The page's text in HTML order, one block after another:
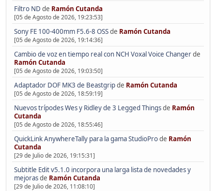
Filtro ND de Ramón Cutanda
[05 de Agosto de 2026, 19:23:53]
Sony FE 100-400mm F5.6-8 OSSde Ramón Cutanda
[05 de Agosto de 2026, 19:14:36]
Cambio de voz en tiempo real con NCH Voxal Voice Changerde
Ramón Cutanda
[05 de Agosto de 2026, 19:03:50]
Adaptador DOF MK3 de Beastgripde Ramón Cutanda
[05 de Agosto de 2026, 18:59:19]
Nuevos trípodes Wes y Ridley de 3 Legged Thingsde Ramón
Cutanda
[05 de Agosto de 2026, 18:55:46]
QuickLink AnywhereTally para la gama StudioProde Ramón
Cutanda
[29 de Julio de 2026, 19:15:31]
Subtitle Edit v5.1.0 incorpora una larga lista de novedades y
mejorasde Ramón Cutanda
[29 de Julio de 2026, 11:08:10]